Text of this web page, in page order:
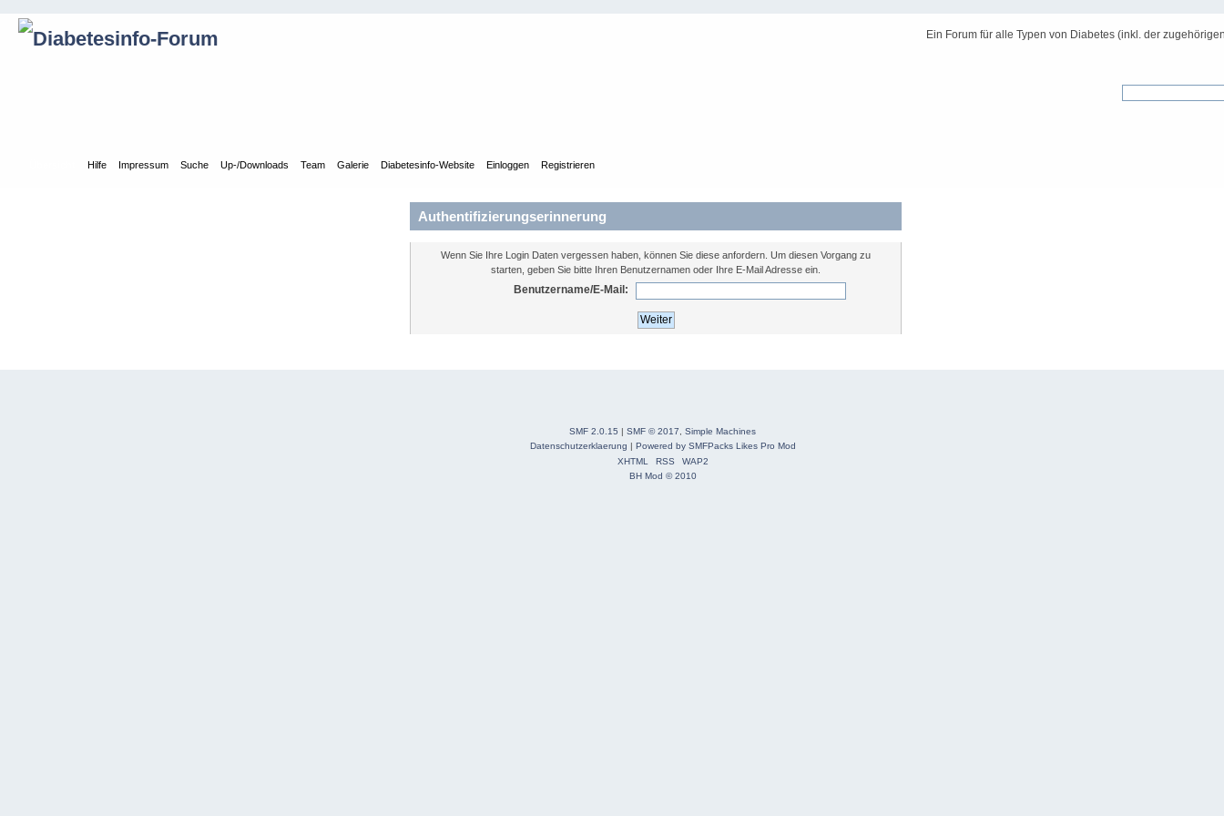
Ein Forum für alle Typen von Diabetes (inkl. der
Hilfe Impressum Suche Up-/Downloads Team Galerie Diabetesinfo-Website Einloggen Registrieren
Authentifizierungserinnerung
Wenn Sie Ihre Login Daten vergessen haben, können Sie diese anfordern. Um diesen Vorgang zu
starten, geben Sie bitte Ihren Benutzernamen oder Ihre E-Mail Adresse ein.
Benutzername/E-Mail:
SMF 2.0.15 | SMF © 2017, Simple Machines
Datenschutzerklaerung | Powered by SMFPacks Likes Pro Mod
XHTML
RSS
WAP2
BH Mod © 2010